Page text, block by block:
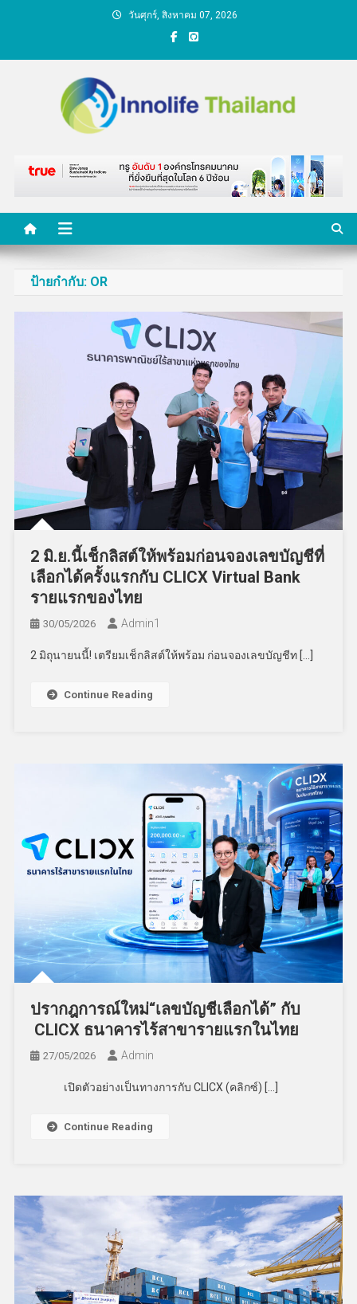
วันศุกร์, สิงหาคม 07, 2026
คนกับความคิด ชีวิตกับ
นวัตกรรม
ป้ายกำกับ: OR
2 มิ.ย.นี้เช็กลิสต์ให้พร้อมก่อนจองเลขบัญชีที่
เลือกได้ครั้งแรกกับ CLICX Virtual Bank
รายแรกของไทย
30/05/2026 Admin​1
2 มิถุนายนนี้! เตรียมเช็กลิสต์ให้พร้อม ก่อนจองเลขบัญชีท […]
Continue Reading
ปรากฎการณ์ใหม่“เลขบัญชีเลือกได้” กับ
CLICX ธนาคารไร้สาขารายแรกในไทย
27/05/2026 Admin
เปิดตัวอย่างเป็นทางการกับ CLICX (คลิกซ์) […]
Continue Reading